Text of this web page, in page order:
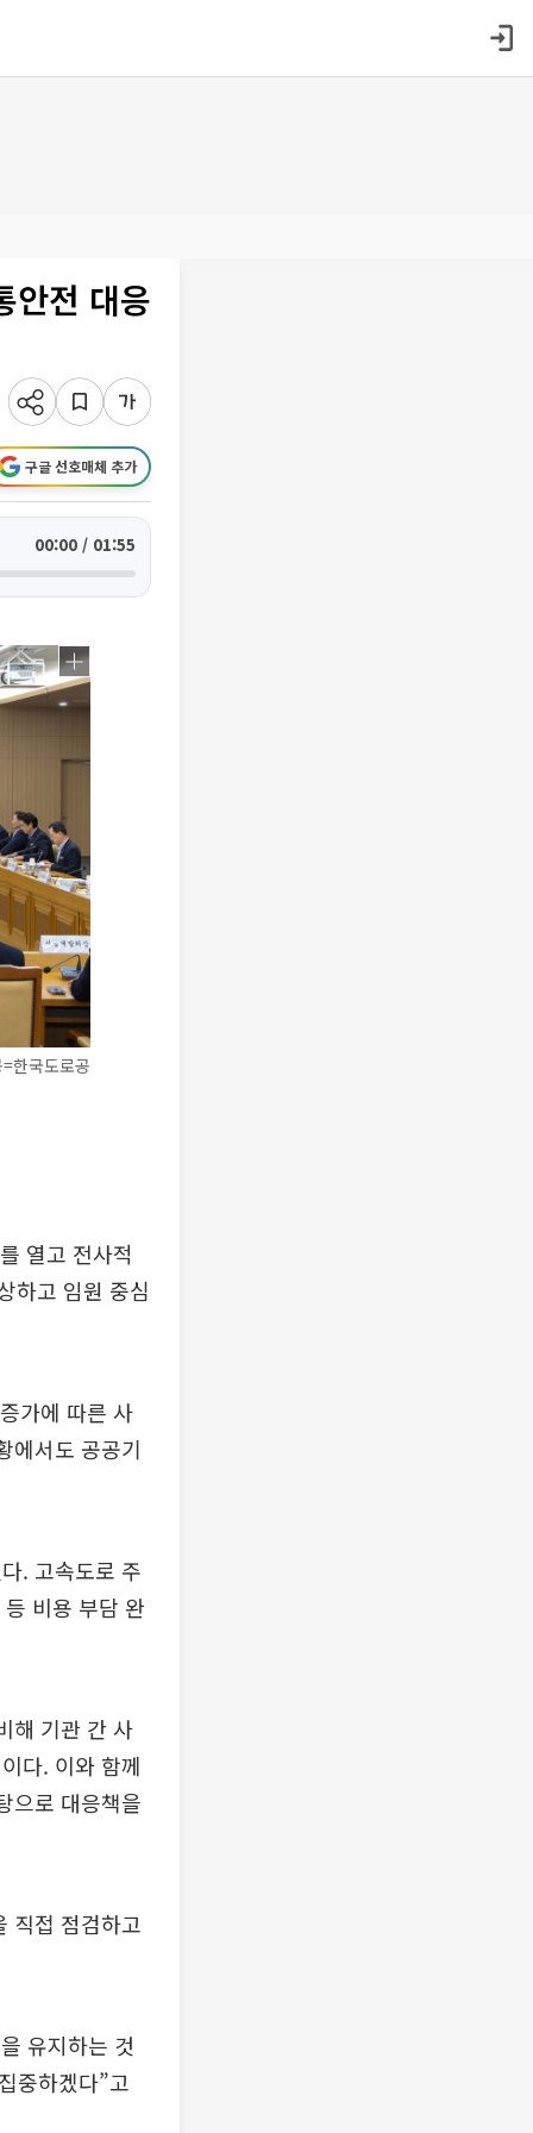
안전 대응
구글 선호매체 추가
00:00 / 01:55
한국도로공
열고 전사적
하고 임원 중심
가에 따른 사
에서도 공공기
. 고속도로 주
비용 부담 완
해 기관 간 사
다. 이와 함께
으로 대응책을
직접 점검하고
유지하는 것
중하겠다”고